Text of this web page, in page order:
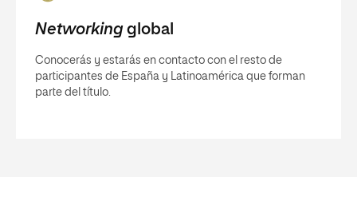
Networkingglobal
Conocerás y estarás en contacto con el resto de
participantes de España y Latinoamérica que forman
parte del título.